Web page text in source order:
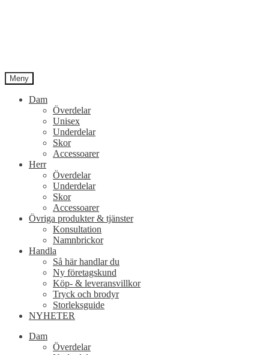
Meny
Dam
Överdelar
Unisex
Underdelar
Skor
Accessoarer
Herr
Överdelar
Underdelar
Skor
Accessoarer
Övriga produkter & tjänster
Konsultation
Namnbrickor
Handla
Så här handlar du
Ny företagskund
Köp- & leveransvillkor
Tryck och brodyr
Storleksguide
NYHETER
Dam
Överdelar